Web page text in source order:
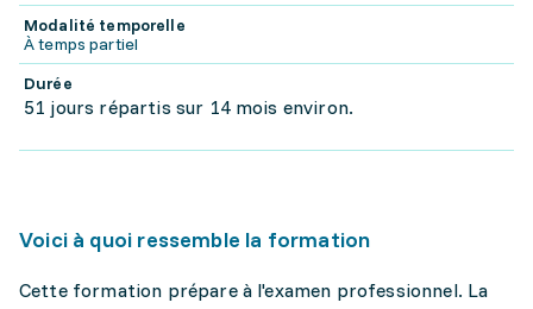
Modalité temporelle
À temps partiel
Durée
51 jours répartis sur 14 mois environ.
Voici à quoi ressemble la formation
Cette formation prépare à l'examen professionnel. La